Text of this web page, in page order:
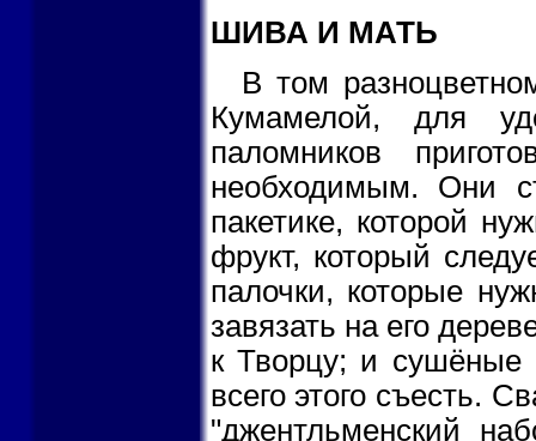
ШИВА И МАТЬ
В том
Кумамелой, для
паломников
необходимым. Они
пакетике, которой
фрукт, который
палочки, которые
завязать на его
к Творцу; и
всего этого съесть.
"джентльменский